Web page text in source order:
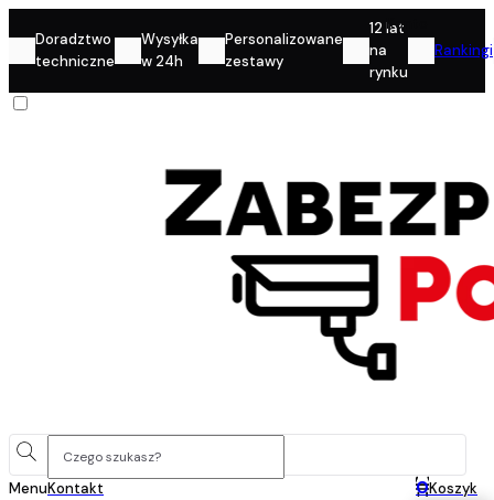
Doradztwo
techniczne
Wysyłka
w 24h
Personalizowane
zestawy
12 lat
na
rynku
Rankingi
MenuKontakt
Konto
0Koszyk